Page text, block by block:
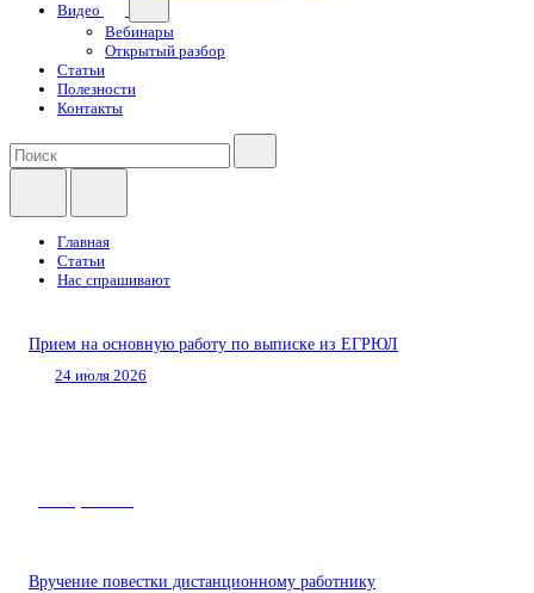
Видео
Вебинары
Открытый разбор
Статьи
Полезности
Контакты
Главная
Статьи
Нас спрашивают
Прием на основную работу по выписке из ЕГРЮЛ
24 июля 2026
Вручение повестки дистанционному работнику